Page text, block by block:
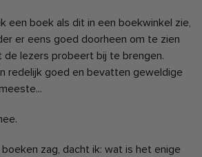
een boek als dit in een boekwinkel zie,
er eens goed doorheen om te zien
lezers probeert bij te brengen.
redelijk goed en bevatten geweldige
zag, dacht ik: wat is het enige